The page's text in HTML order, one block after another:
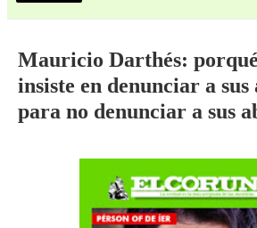
Mauricio Darthés:
insiste en denunciar a sus
para no denunciar a sus